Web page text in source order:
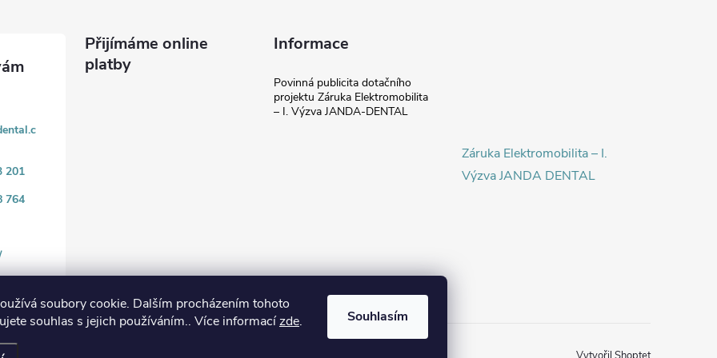
soubory cookie. Dalším procházením tohoto
souhlas s jejich používáním.. Více informacízde. Souhlasím
201
764
Přijímáme online
platby
Informace
Povinná publicita dotačního
projektu Záruka Elektromobilita
– I. Výzva JANDA-DENTAL
Záruka Elektromobilita – I.
Výzva JANDA DENTAL